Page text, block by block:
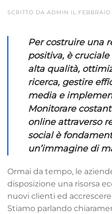
SCRITTO DA ADMIN IL FEBBRAIO
Per costruire una
positiva, è
alta qualità,
ricerca, gestire
media e
Monitorare
online attraverso
social è
un’immagine di
Ormai da tempo, le
disposizione una risorsa
nuovi clienti ed
Stiamo parlando